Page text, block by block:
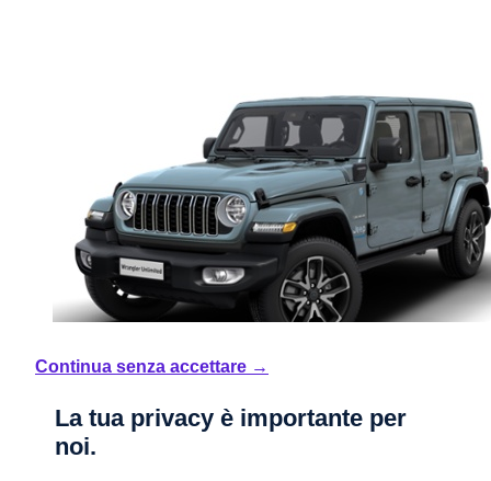
Continua senza accettare →
La tua privacy è importante per
noi.